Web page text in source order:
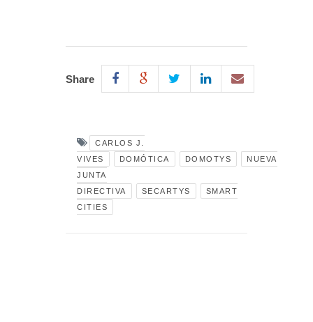
Share
CARLOS J.
VIVES
DOMÓTICA DOMOTYS
NUEVA
JUNTA
DIRECTIVA
SECARTYS
SMART
CITIES